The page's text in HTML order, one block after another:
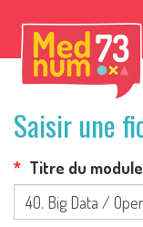
Saisir une
Titre du module